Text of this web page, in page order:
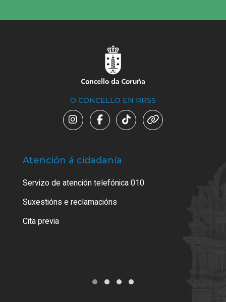
O CONCELLO EN RRSS
Atención á cidadanía
Servizo de atención telefónica 010
Suxestións e reclamacións
Cita previa